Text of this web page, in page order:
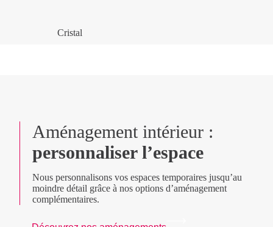
Cristal
Aménagement intérieur :
personnaliser l’espace
Nous personnalisons vos espaces temporaires jusqu’au
moindre détail grâce à nos options d’aménagement
complémentaires.